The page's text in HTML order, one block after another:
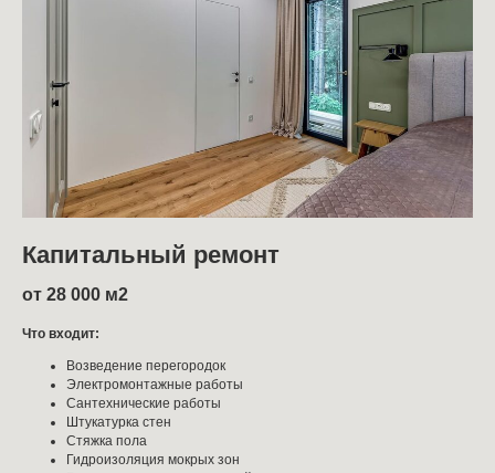
Капитальный ремонт
от 28 000 м2
Что входит:
Возведение перегородок
Электромонтажные работы
Сантехнические работы
Штукатурка стен
Стяжка пола
Гидроизоляция мокрых зон